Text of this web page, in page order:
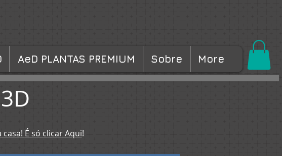
AeD PLANTAS PREMIUM Sobre More
É só clicar Aqui!